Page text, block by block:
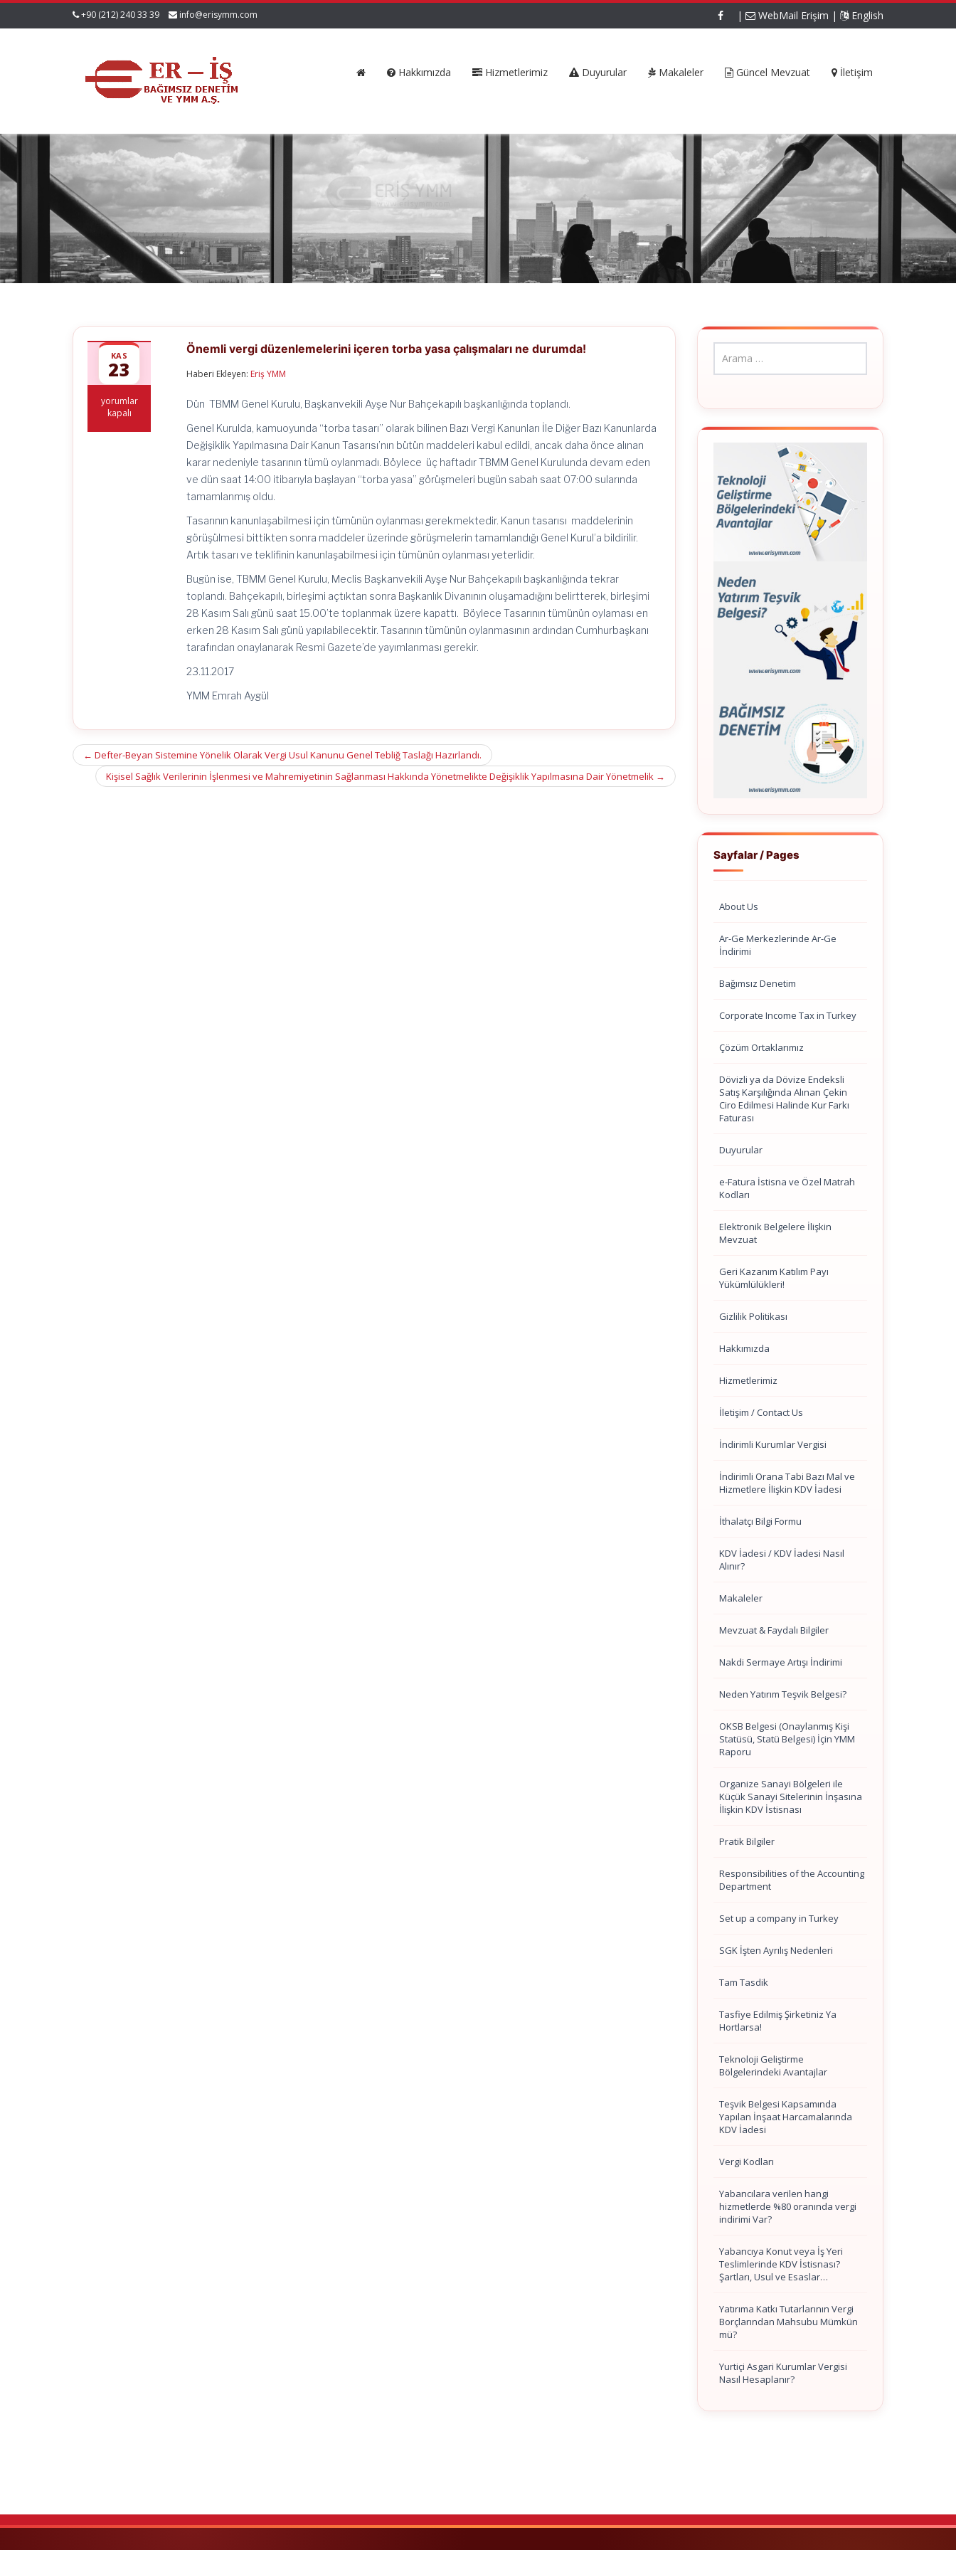
+90 (212) 240 33 39 info@erisymm.com | WebMail Erişim | English
Hakkımızda Hizmetlerimiz Duyurular Makaleler Güncel Mevzuat İletişim
KAS
23
Önemli
vergi
yorumlar
kapalı
Önemli vergi düzenlemelerini içeren torba yasa çalışmaları ne durumda!
Haberi Ekleyen: Eriş YMM
Dün TBMM Genel Kurulu, Başkanvekili Ayşe Nur Bahçekapılı başkanlığında toplandı.
Genel Kurulda, kamuoyunda “torba tasarı” olarak bilinen Bazı Vergi Kanunları İle Diğer Bazı Kanunlarda
Değişiklik Yapılmasına Dair Kanun Tasarısı’nın bütün maddeleri kabul edildi, ancak daha önce alınan
karar nedeniyle tasarının tümü oylanmadı. Böylece üç haftadır TBMM Genel Kurulunda devam eden
ve dün saat 14:00 itibarıyla başlayan “torba yasa” görüşmeleri bugün sabah saat 07:00 sularında
tamamlanmış oldu.
Tasarının kanunlaşabilmesi için tümünün oylanması gerekmektedir. Kanun tasarısı maddelerinin
görüşülmesi bittikten sonra maddeler üzerinde görüşmelerin tamamlandığı Genel Kurul’a bildirilir.
Artık tasarı ve teklifinin kanunlaşabilmesi için tümünün oylanması yeterlidir.
Bugün ise, TBMM Genel Kurulu, Meclis Başkanvekili Ayşe Nur Bahçekapılı başkanlığında tekrar
toplandı. Bahçekapılı, birleşimi açtıktan sonra Başkanlık Divanının oluşamadığını belirtterek, birleşimi
28 Kasım Salı günü saat 15.00’te toplanmak üzere kapattı. Böylece Tasarının tümünün oylaması en
erken 28 Kasım Salı günü yapılabilecektir. Tasarının tümünün oylanmasının ardından Cumhurbaşkanı
tarafından onaylanarak Resmi Gazete’de yayımlanması gerekir.
23.11.2017
YMM Emrah Aygül
Post
navigation
← Defter-Beyan Sistemine Yönelik Olarak Vergi Usul Kanunu Genel Tebliğ Taslağı Hazırlandı.
Kişisel Sağlık Verilerinin İşlenmesi ve Mahremiyetinin Sağlanması Hakkında Yönetmelikte Değişiklik Yapılmasına Dair Yönetmelik →
Sayfalar / Pages
About Us
Ar-Ge Merkezlerinde Ar-Ge
İndirimi
Bağımsız Denetim
Corporate Income Tax in Turkey
Çözüm Ortaklarımız
Dövizli ya da Dövize Endeksli
Satış Karşılığında Alınan Çekin
Ciro Edilmesi Halinde Kur Farkı
Faturası
Duyurular
e-Fatura İstisna ve Özel Matrah
Kodları
Elektronik Belgelere İlişkin
Mevzuat
Geri Kazanım Katılım Payı
Yükümlülükleri!
Gizlilik Politikası
Hakkımızda
Hizmetlerimiz
İletişim / Contact Us
İndirimli Kurumlar Vergisi
İndirimli Orana Tabi Bazı Mal ve
Hizmetlere İlişkin KDV İadesi
İthalatçı Bilgi Formu
KDV İadesi / KDV İadesi Nasıl
Alınır?
Makaleler
Mevzuat & Faydalı Bilgiler
Nakdi Sermaye Artışı İndirimi
Neden Yatırım Teşvik Belgesi?
OKSB Belgesi (Onaylanmış Kişi
Statüsü, Statü Belgesi) İçin YMM
Raporu
Organize Sanayi Bölgeleri ile
Küçük Sanayi Sitelerinin İnşasına
İlişkin KDV İstisnası
Pratik Bilgiler
Responsibilities of the Accounting
Department
Set up a company in Turkey
SGK İşten Ayrılış Nedenleri
Tam Tasdik
Tasfiye Edilmiş Şirketiniz Ya
Hortlarsa!
Teknoloji Geliştirme
Bölgelerindeki Avantajlar
Teşvik Belgesi Kapsamında
Yapılan İnşaat Harcamalarında
KDV İadesi
Vergi Kodları
Yabancılara verilen hangi
hizmetlerde %80 oranında vergi
indirimi Var?
Yabancıya Konut veya İş Yeri
Teslimlerinde KDV İstisnası?
Şartları, Usul ve Esaslar…
Yatırıma Katkı Tutarlarının Vergi
Borçlarından Mahsubu Mümkün
mü?
Yurtiçi Asgari Kurumlar Vergisi
Nasıl Hesaplanır?